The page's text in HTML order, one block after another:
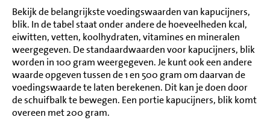
Bekijk de belangrijkste voedingswaarden van kapucijners,
blik. In de tabel staat onder andere de hoeveelheden kcal,
eiwitten, vetten, koolhydraten, vitamines en mineralen
weergegeven. De standaardwaarden voor kapucijners, blik
worden in 100 gram weergegeven. Je kunt ook een andere
waarde opgeven tussen de 1 en 500 gram om daarvan de
voedingswaarde te laten berekenen. Dit kan je doen door
de schuifbalk te bewegen. Een portie kapucijners, blik komt
overeen met 200 gram.